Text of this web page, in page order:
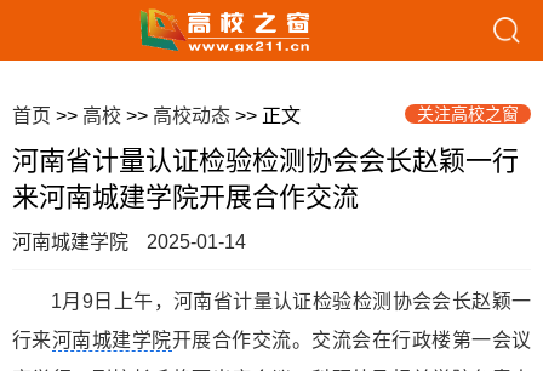
首页 >> 高校 >> 高校动态 >> 正文 关注高校之窗
河南省计量认证检验检测协会会长赵颖一行
来河南城建学院开展合作交流
河南城建学院 2025-01-14
1月9日上午，河南省计量认证检验检测协会会长赵颖一
行来河南城建学院开展合作交流。交流会在行政楼第一会议